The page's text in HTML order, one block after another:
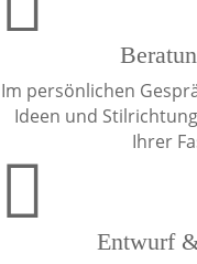
Im persönlichen
Ideen und
Ihrer

Entwurf